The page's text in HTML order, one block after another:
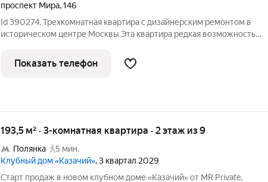
проспект Мира,146
Id 390274. Трехкомнатная квартира с дизайнерским ремонтом в
историческом центре Москвы Эта квартира редкая возможность
Расположенная на восьмом этаже сталинского дома 1959 года
постройки
Показать телефон
193,5 м² · 3-комнатная квартира · 2 этаж из 9
Полянка
5 мин.
Клубный дом «Казачий», 3 квартал 2029
Старт продаж в новом клубном доме «Казачий» от MR Private.